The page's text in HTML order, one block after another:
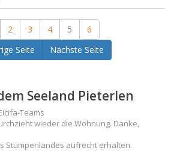
2 3 4 5
6
Seite
Nächste Seite
Seeland Pieterlen
Teams
wieder die Wohnung. Danke,
Stumpenlandes aufrecht erhalten.